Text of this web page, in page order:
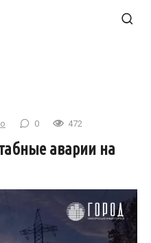
0 472
аварии на